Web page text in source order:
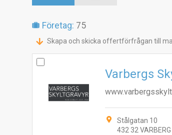
Företag: 75
Skapa och skicka offertförfrågan till
Varbergs
Stålgatan 10
432 32 VARBERG